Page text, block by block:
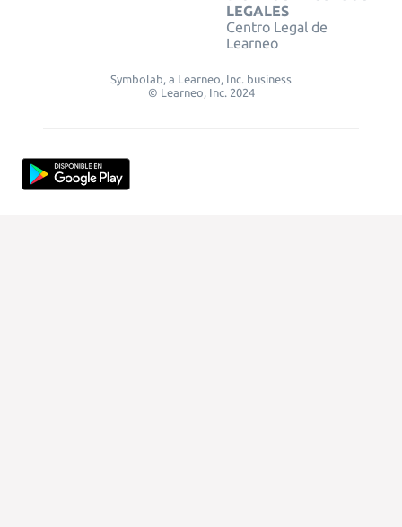
LEGALES
Centro Legal de
Learneo
Symbolab, a Learneo, Inc. business
© Learneo, Inc. 2024